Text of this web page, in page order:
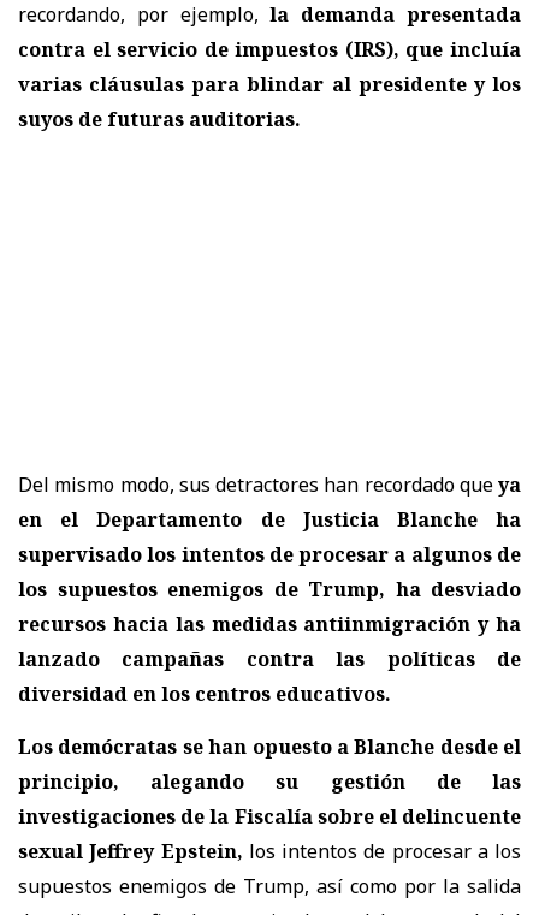
recordando, por ejemplo,la demanda presentada
contra el servicio de impuestos (IRS), que incluía
varias cláusulas para blindar al presidente y los
suyos de futuras auditorias.
Del mismo modo, sus detractores han recordado queya
en el Departamento de Justicia Blanche ha
supervisado los intentos de procesar a algunos de
los supuestos enemigos de Trump, ha desviado
recursos hacia las medidas antiinmigración y ha
lanzado campañas contra las políticas de
diversidad en los centros educativos.
Los demócratas se han opuesto a Blanche desde el
principio, alegando su gestión de las
investigaciones de la Fiscalía sobre el delincuente
sexual Jeffrey Epstein, los intentos de procesar a los
supuestos enemigos de Trump, así como por la salida